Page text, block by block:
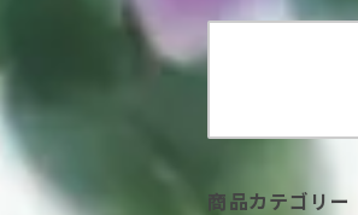
商品カテゴリー